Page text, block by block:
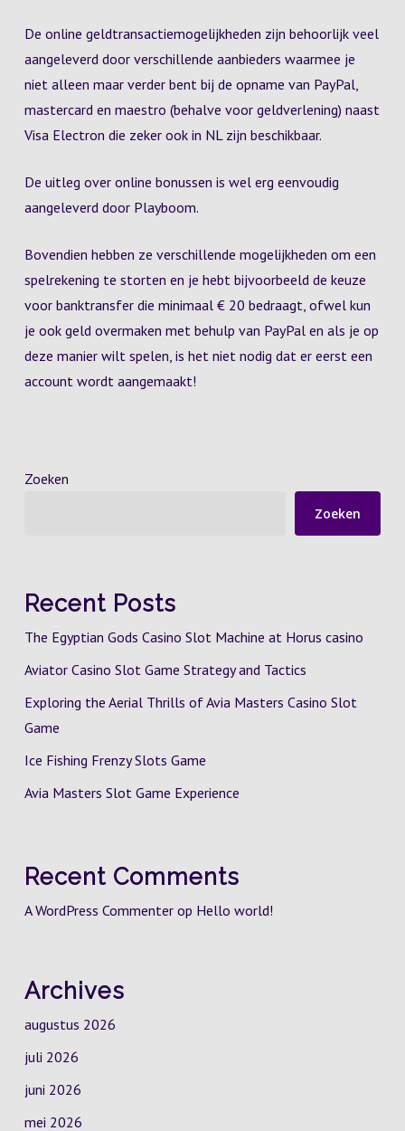
De online geldtransactiemogelijkheden zijn behoorlijk veel
aangeleverd door verschillende aanbieders waarmee je
niet alleen maar verder bent bij de opname van PayPal,
mastercard en maestro (behalve voor geldverlening) naast
Visa Electron die zeker ook in NL zijn beschikbaar.
De uitleg over online bonussen is wel erg eenvoudig
aangeleverd door Playboom.
Bovendien hebben ze verschillende mogelijkheden om een
spelrekening te storten en je hebt bijvoorbeeld de keuze
voor banktransfer die minimaal € 20 bedraagt, ofwel kun
je ook geld overmaken met behulp van PayPal en als je op
deze manier wilt spelen, is het niet nodig dat er eerst een
account wordt aangemaakt!
Zoeken
Zoeken
Recent Posts
The Egyptian Gods Casino Slot Machine at Horus casino
Aviator Casino Slot Game Strategy and Tactics
Exploring the Aerial Thrills of Avia Masters Casino Slot
Game
Ice Fishing Frenzy Slots Game
Avia Masters Slot Game Experience
Recent Comments
A WordPress Commenterop Hello world!
Archives
augustus 2026
juli 2026
juni 2026
mei 2026